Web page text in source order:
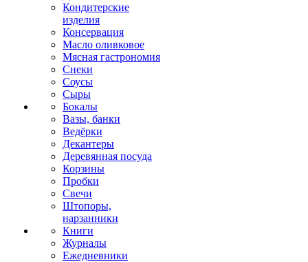
Кондитерские
изделия
Консервация
Масло оливковое
Мясная гастрономия
Снеки
Соусы
Сыры
Бокалы
Вазы, банки
Ведёрки
Декантеры
Деревянная посуда
Корзины
Пробки
Свечи
Штопоры,
нарзанники
Книги
Журналы
Ежедневники